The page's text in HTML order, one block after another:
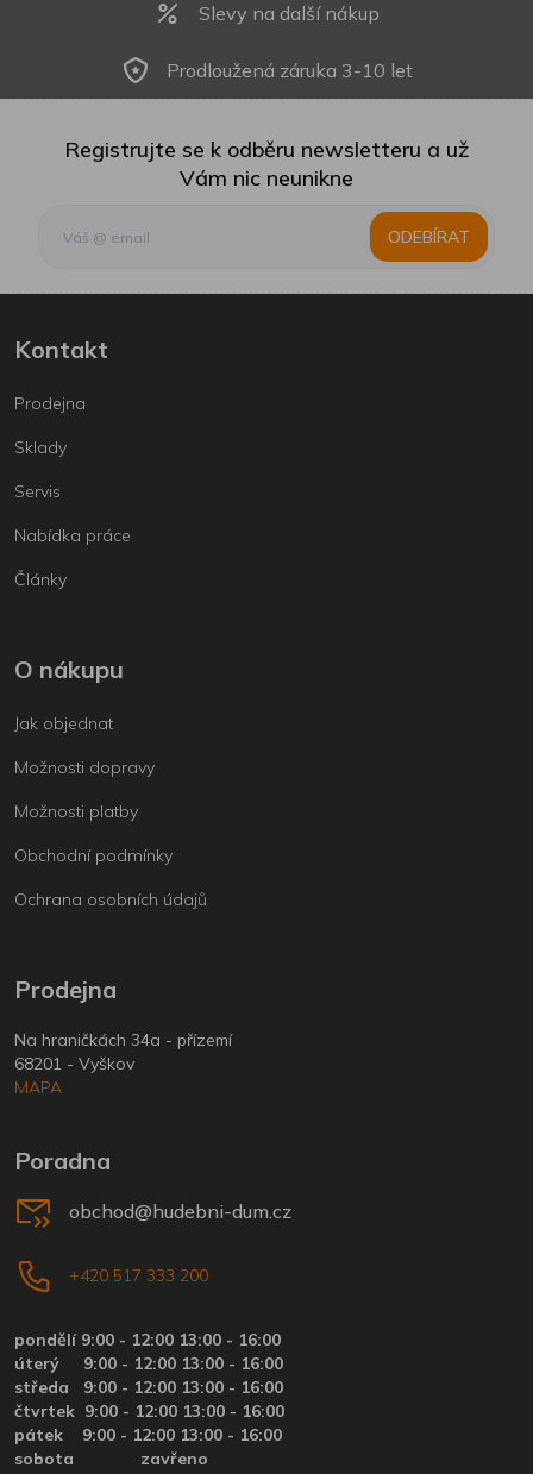
Slevy na další nákup
Prodloužená záruka 3-10 let
Registrujte se k odběru newsletteru a už
Vám nic neunikne
ODEBÍRAT
Kontakt
Prodejna
Sklady
Servis
Nabídka práce
Články
O nákupu
Jak objednat
Možnosti dopravy
Možnosti platby
Obchodní podmínky
Ochrana osobních údajů
Prodejna
Na hraničkách 34a - přízemí
68201 - Vyškov
MAPA
Poradna
obchod@hudebni-dum.cz
+420 517 333 200
pondělí 9:00 - 12:00 13:00 - 16:00
úterý 9:00 - 12:00 13:00 - 16:00
středa 9:00 - 12:00 13:00 - 16:00
čtvrtek 9:00 - 12:00 13:00 - 16:00
pátek 9:00 - 12:00 13:00 - 16:00
sobota zavřeno